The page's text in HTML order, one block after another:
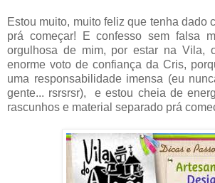
Estou muito, muito feliz que tenha dado
prá começar! E confesso sem falsa
orgulhosa de mim, por estar na Vila,
enorme voto de confiança da Cris,
uma responsabilidade imensa (eu
gente... rsrsrsr), e estou cheia de
rascunhos e material separado prá